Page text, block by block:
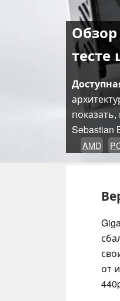
Обзор
тесте
Sebastian
AMD
от